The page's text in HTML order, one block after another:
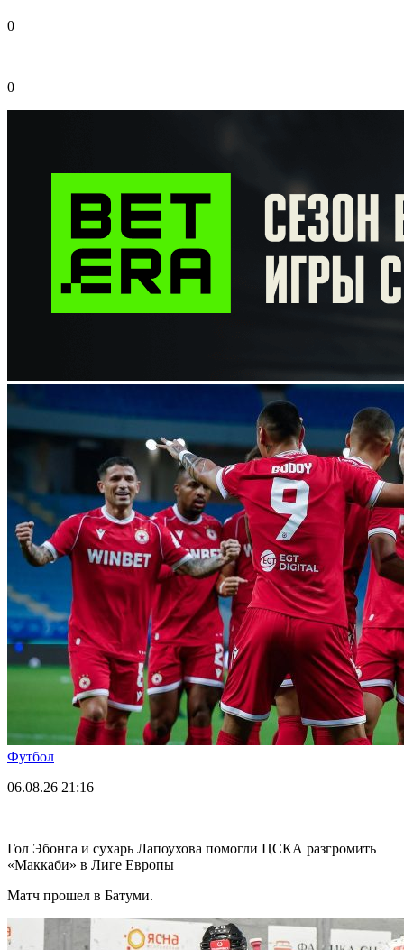
0
0
Футбол
06.08.26 21:16
Гол Эбонга и сухарь Лапоухова помогли ЦСКА разгромить
«Маккаби» в Лиге Европы
Матч прошел в Батуми.